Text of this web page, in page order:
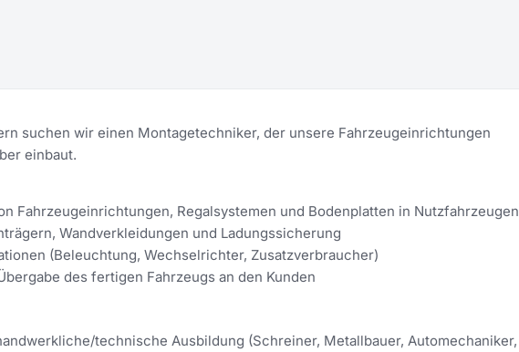
suchen wir einen Montagetechniker, der unsere Fahrzeugeinrichtungen
einbaut.
Fahrzeugeinrichtungen, Regalsystemen und Bodenplatten in Nutzfahrzeugen
Wandverkleidungen und Ladungssicherung
(Beleuchtung, Wechselrichter, Zusatzverbraucher)
des fertigen Fahrzeugs an den Kunden
technische Ausbildung (Schreiner, Metallbauer, Automechaniker,